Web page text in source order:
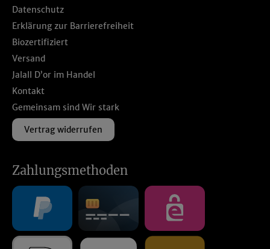
Datenschutz
Erklärung zur Barrierefreiheit
Biozertifiziert
Versand
Jalall D’or im Handel
Kontakt
Gemeinsam sind Wir stark
Vertrag widerrufen
Zahlungsmethoden